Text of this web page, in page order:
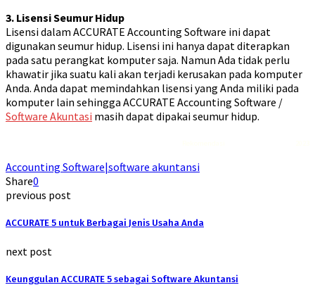
3. Lisensi Seumur Hidup
Lisensi dalam ACCURATE Accounting Software ini dapat
digunakan seumur hidup. Lisensi ini hanya dapat diterapkan
pada satu perangkat komputer saja. Namun Ada tidak perlu
khawatir jika suatu kali akan terjadi kerusakan pada komputer
Anda. Anda dapat memindahkan lisensi yang Anda miliki pada
komputer lain sehingga ACCURATE Accounting Software /
Software Akuntasi masih dapat dipakai seumur hidup.
Accounting Software|software akuntansi
Share0
previous post
ACCURATE 5 untuk Berbagai Jenis Usaha Anda
next post
Keunggulan ACCURATE 5 sebagai Software Akuntansi